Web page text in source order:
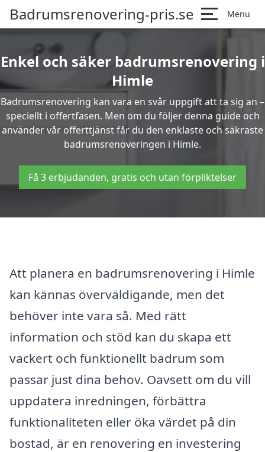
Badrumsrenovering-pris.se Menu
Enkel och säker badrumsrenovering i
Himle
Badrumsrenovering kan vara en svår uppgift att ta sig an –
speciellt i offertfasen. Men om du följer denna guide och
använder vår offerttjänst får du den enklaste och säkraste
badrumsrenoveringen i Himle.
Få 3 erbjudanden, gratis och utan förpliktelser
Att planera en badrumsrenovering i Himle
kan kännas överväldigande, men det
behöver inte vara så. Med rätt
information och stöd kan du skapa ett
vackert och funktionellt badrum som
passar just dina behov. Oavsett om du vill
uppdatera inredningen, förbättra
funktionaliteten eller öka värdet på din
bostad, är en renovering en investering